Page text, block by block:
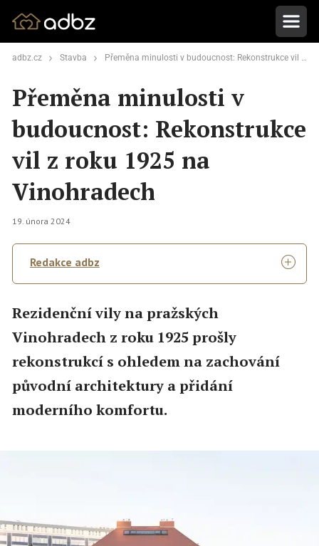
adbz.cz Stavba Přeměna minulosti v budoucnost: Rekonstrukce vil z roku 1925 na Vinohradech
Přeměna minulosti v
budoucnost: Rekonstrukce
vil z roku 1925 na
Vinohradech
19. února 2024
Redakce adbz
Rezidenční vily na pražských
Vinohradech z roku 1925 prošly
rekonstrukcí s ohledem na zachování
původní architektury a přidání
moderního komfortu.